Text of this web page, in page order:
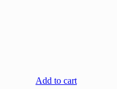
Add to cart